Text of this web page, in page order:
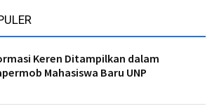
Keren Ditampilkan dalam
Mahasiswa Baru UNP